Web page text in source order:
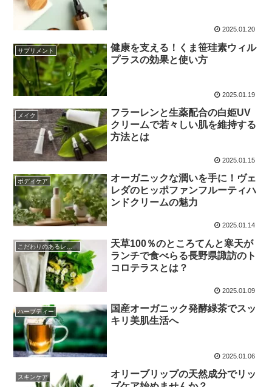
2025.01.20
サプリメント
健康を支える！くま笹珪素ウィル
プラスの効果と使い方
2025.01.19
メイク
フラーレンと生薬配合の白姫UV
クリームで若々しい肌を維持する
方法とは
2025.01.15
ボディケア
オーガニックな潤いを手に！ヴェ
レダのヒッポファンフルーティハ
ンドクリームの魅力
2025.01.14
こだわりのあるレストラン
天草100％のところてんと寒天が
ランチで食べらる長野県諏訪のト
コロテラスとは？
2025.01.09
ハーブティー
国産オーガニック発酵緑茶でスッ
キリ美肌生活へ
2025.01.06
スキンケア
オリーブリップの天然成分でリッ